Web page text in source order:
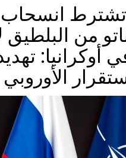
انسحاب
من البلطيق
أوكرانيا:
الأوروبي